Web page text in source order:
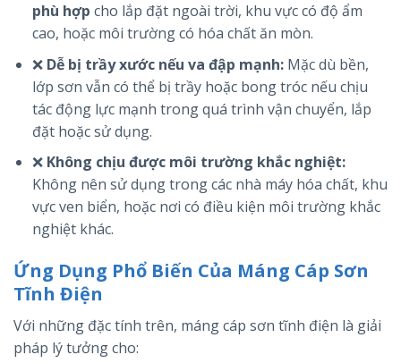
phù hợp cho lắp đặt ngoài trời, khu vực có độ ẩm
cao, hoặc môi trường có hóa chất ăn mòn.
❌ Dễ bị trầy xước nếu va đập mạnh:Mặc dù bền,
lớp sơn vẫn có thể bị trầy hoặc bong tróc nếu chịu
tác động lực mạnh trong quá trình vận chuyển, lắp
đặt hoặc sử dụng.
❌ Không chịu được môi trường khắc nghiệt:
Không nên sử dụng trong các nhà máy hóa chất, khu
vực ven biển, hoặc nơi có điều kiện môi trường khắc
nghiệt khác.
Ứng Dụng Phổ Biến Của Máng Cáp Sơn
Tĩnh Điện
Với những đặc tính trên, máng cáp sơn tĩnh điện là giải
pháp lý tưởng cho: